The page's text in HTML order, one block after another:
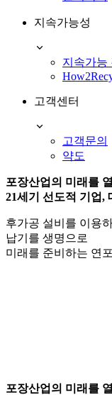
지속가능성
지속가능
고객센터
고객문의
약도
포장산업의 미래를
21세기 선도적 기업,
후가공 설비를 이용
납기를 생명으로
미래를 준비하는 연
포장산업의 미래를